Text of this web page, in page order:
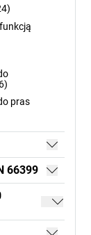
pras
66399